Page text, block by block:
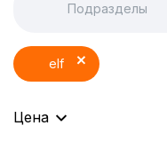
Подразделы
elf
Цена